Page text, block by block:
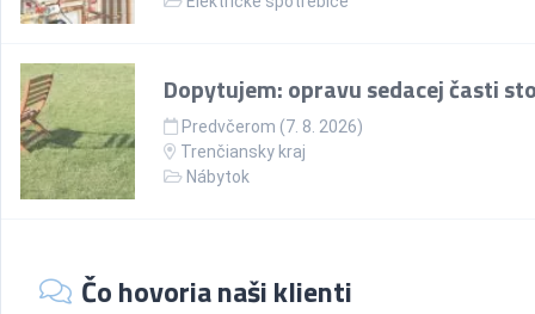
Dopytujem: opravu sedacej časti
Predvčerom (7. 8. 2026)
Trenčiansky kraj
Nábytok
Čo hovoria naši klienti